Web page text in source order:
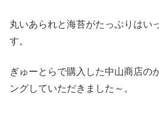
丸いあられと海苔がたっぷりはい
す。
ぎゅーとらで購入した中山商店の
ングしていただきました～。